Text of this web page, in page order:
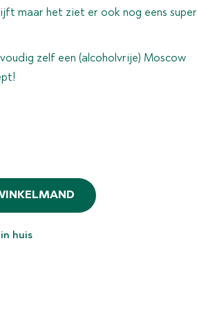
maar het ziet er ook nog eens super
zelf een (alcoholvrije) Moscow
huis